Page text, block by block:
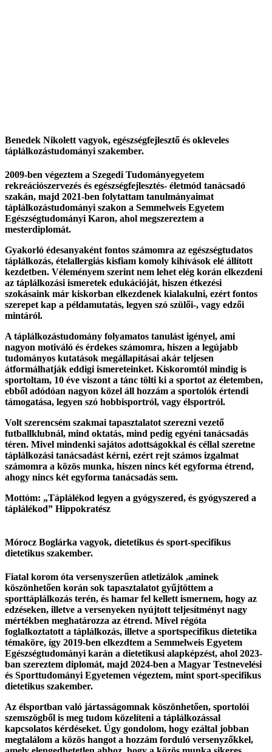
Benedek Nikolett vagyok, egészségfejlesztő és okleveles
táplálkozástudományi szakember.
2009-ben végeztem a Szegedi Tudományegyetem
rekreációszervezés és egészségfejlesztés- életmód tanácsadó
szakán, majd 2021-ben folytattam tanulmányaimat
táplálkozástudományi szakon a Semmelweis Egyetem
Egészségtudományi Karon, ahol megszereztem a
mesterdiplomát.
Gyakorló édesanyaként fontos számomra az egészségtudatos
táplálkozás, ételallergiás kisfiam komoly kihívások elé állított
kezdetben. Véleményem szerint nem lehet elég korán elkezdeni
az táplálkozási ismeretek edukációját, hiszen étkezési
szokásaink már kiskorban elkezdenek kialakulni, ezért fontos
szerepet kap a példamutatás, legyen szó szülői-, vagy edzői
mintáról.
A táplálkozástudomány folyamatos tanulást igényel, ami
nagyon motiváló és érdekes számomra, hiszen a legújabb
tudományos kutatások megállapításai akár teljesen
átformálhatják eddigi ismereteinket. Kiskoromtól mindig is
sportoltam, 10 éve viszont a tánc tölti ki a sportot az életemben,
ebből adódóan nagyon közel áll hozzám a sportolók értendi
támogatása, legyen szó hobbisportról, vagy élsportról.
Volt szerencsém szakmai tapasztalatot szerezni vezető
futballklubnál, mind oktatás, mind pedig egyéni tanácsadás
téren. Mivel mindenki sajátos adottságokkal és céllal szeretne
táplálkozási tanácsadást kérni, ezért rejt számos izgalmat
számomra a közös munka, hiszen nincs két egyforma étrend,
ahogy nincs két egyforma tanácsadás sem.
Mottóm: „Táplálékod legyen a gyógyszered, és gyógyszered a
táplálékod” Hippokratész
Mórocz Boglárka vagyok, dietetikus és sport-specifikus
dietetikus szakember.
Fiatal korom óta versenyszerűen atletizálok ,aminek
köszönhetően korán sok tapasztalatot gyűjtöttem a
sporttáplálkozás terén, és hamar fel kellett ismernem, hogy az
edzéseken, illetve a versenyeken nyújtott teljesítményt nagy
mértékben meghatározza az étrend. Mivel régóta
foglalkoztatott a táplálkozás, illetve a sportspecifikus dietetika
témaköre, így 2019-ben elkezdtem a Semmelweis Egyetem
Egészségtudományi karán a dietetikusi alapképzést, ahol 2023-
ban szereztem diplomát, majd 2024-ben a Magyar Testnevelési
és Sporttudományi Egyetemen végeztem, mint sport-specifikus
dietetikus szakember.
Az élsportban való jártasságomnak köszönhetően, sportolói
szemszögből is meg tudom közelíteni a táplálkozással
kapcsolatos kérdéseket. Úgy gondolom, hogy ezáltal jobban
megtalálom a közös hangot a hozzám forduló versenyzőkkel,